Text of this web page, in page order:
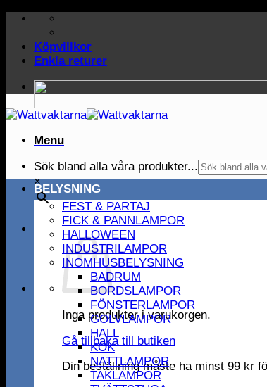
Skip
contentKöpvillkor
Enkla returer
Menu
Sök bland alla våra produkter...
×
Inga produkter i varukorgen.
Gå tillbaka till butiken
Din beställning måste ha minst 99 kr
BELYSNING
FEST & PARTAJ
FICK & PANNLAMPOR
HALLOWEEN
INDUSTRILAMPOR
INOMHUSBELYSNING
BADRUM
BORDSLAMPOR
FÖNSTERLAMPOR
GOLVLAMPOR
HALL
KÖK
NATTLAMPOR
TAKLAMPOR